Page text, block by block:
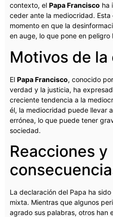
contexto, el Papa Francisco ha
ceder ante la mediocridad.
momento en que la
en auge, lo que pone en
Motivos de
El Papa Francisco, conocido
verdad y la justicia, ha
creciente tendencia a la
él, la mediocridad puede llevar
errónea, lo que puede tener
sociedad.
Reacciones y
La declaración del Papa ha
mixta. Mientras que algunos
agrado sus palabras, otros han